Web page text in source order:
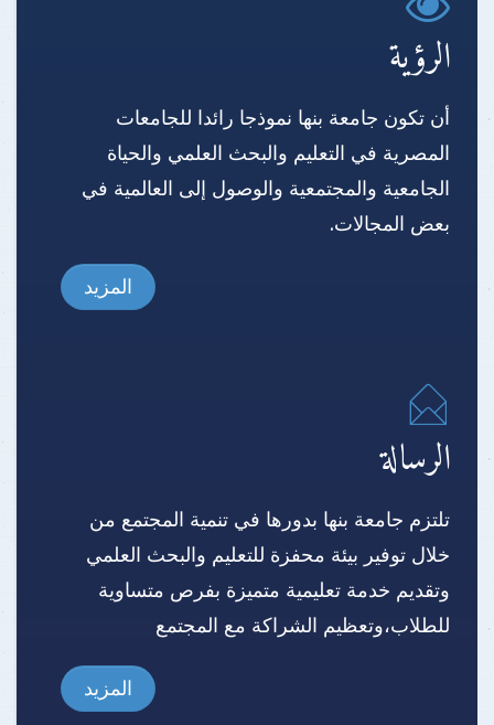
الرؤية
أن تكون جامعة بنها نموذجا رائدا للجامعات
المصرية في التعليم والبحث العلمي والحياة
الجامعية والمجتمعية والوصول إلى العالمية في
بعض المجالات.
المزيد
الرسالة
تلتزم جامعة بنها بدورها في تنمية المجتمع من
خلال توفير بيئة محفزة للتعليم والبحث العلمي
وتقديم خدمة تعليمية متميزة بفرص متساوية
للطلاب،وتعظيم الشراكة مع المجتمع
المزيد